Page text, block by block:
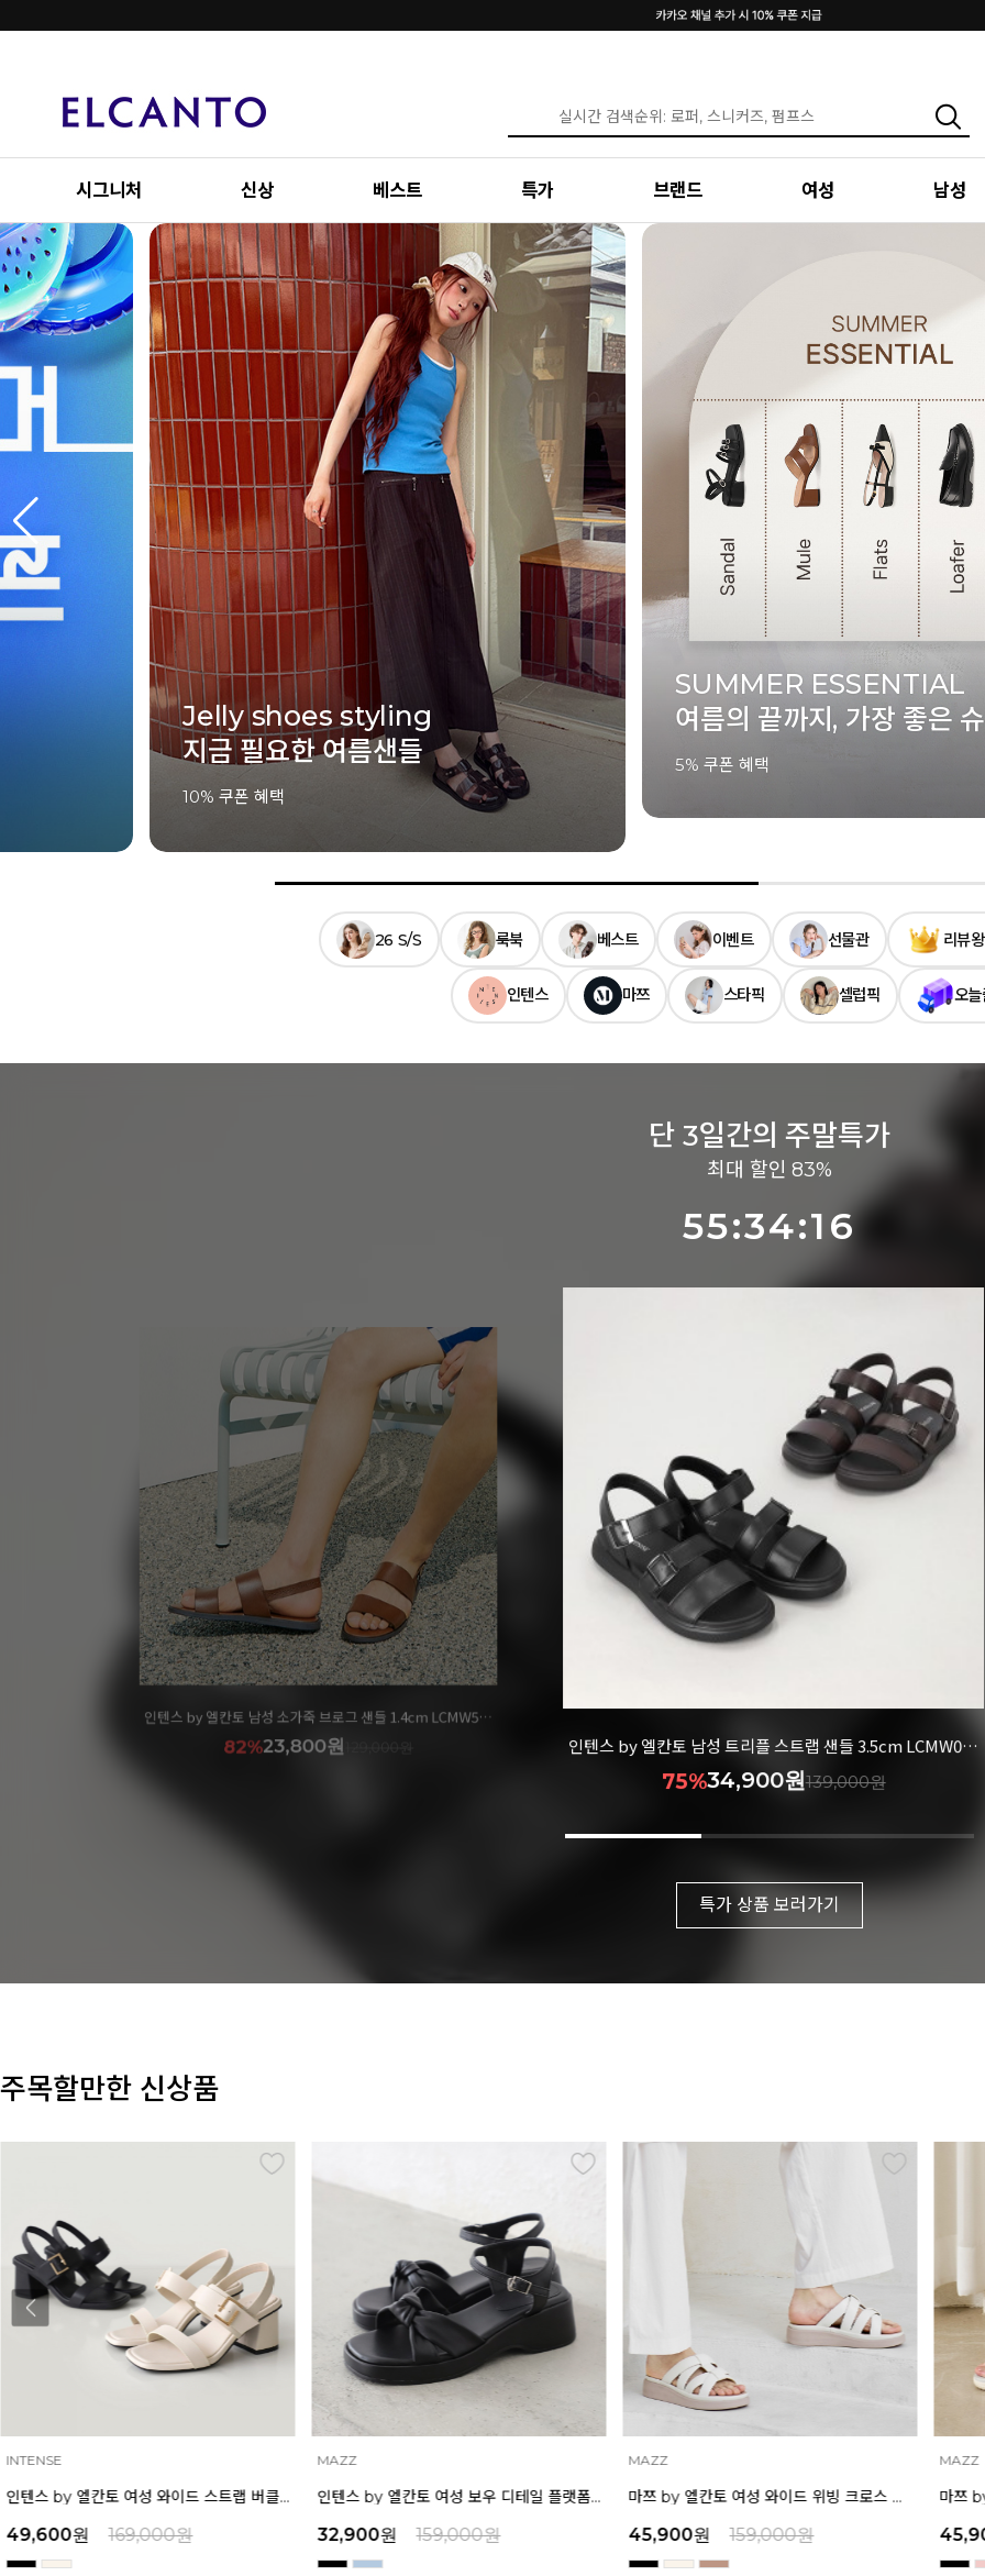
시그니처 신상 베스트 특가 브랜드 여성 남성
SUMMER ESSENTIAL
여름의 끝까지, 가장 좋은 슈즈
5% 쿠폰 혜택
ELCANTO
SUMMER LOOKBOOK
여름의 움직임을 정제하다
26 S/S 룩북 베스트 이벤트 선물관 리뷰
인텐스 마쯔 스타픽 셀럽픽 오
단 3일간의 주말특가
최대 할인 83%
55:34:14
인텐스 by 엘칸토 남성 소가죽 브로그 샌들 1.4cm LCMW57I126
82%23,800원 인텐스 by 엘칸토 남성 트리플 스트랩 샌들 3.5cm LCMW00I426
75%34,900원139,000원
특가 상품 보러가기
주목할만한 신상품
INTENSE
인텐스 by 엘칸토 여성 와이드 스트랩 버클 포인트 샌들 6cm LCWW17I626
49,600원 169,000원
MAZZ
인텐스 by 엘칸토 여성 보우 디테일 플랫폼 샌들 5cm LCWW45I626
32,900원 159,000원
MAZZ
마쯔 by 엘칸토 여성 와이드 위빙 크로스 컴포트 뮬 3.5cm LCWW62M626
45,900원 159,000원
MAZZ